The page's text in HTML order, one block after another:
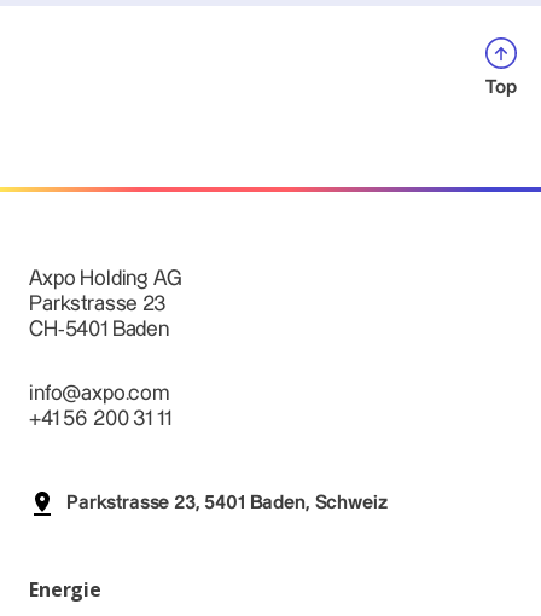
Top
Axpo Holding AG
Parkstrasse 23
CH-5401 Baden
info@axpo.com
+41 56 200 31 11
Parkstrasse 23, 5401 Baden, Schweiz
Energie